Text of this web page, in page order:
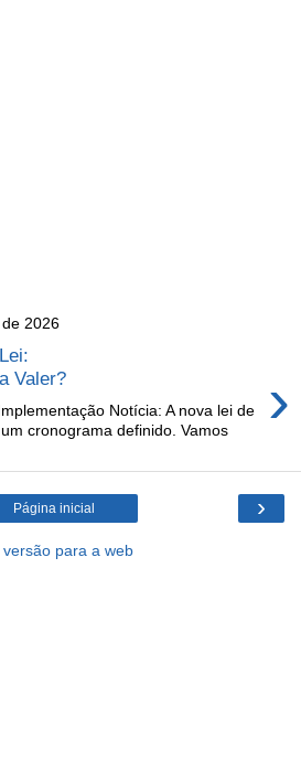
2026
Valer?
›
Notícia: A nova lei de
cronograma definido. Vamos
›
Página inicial
versão para a web